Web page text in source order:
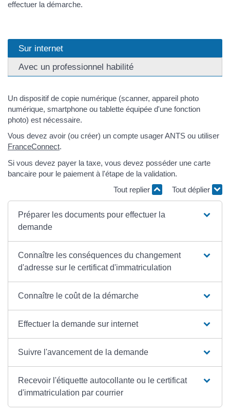
effectuer la démarche.
Sur internet
Avec un professionnel habilité
Un dispositif de copie numérique (scanner, appareil photo
numérique, smartphone ou tablette équipée d'une fonction
photo) est nécessaire.
Vous devez avoir (ou créer) un compte usager ANTS ou utiliser
FranceConnect.
Si vous devez payer la taxe, vous devez posséder une carte
bancaire pour le paiement à l'étape de la validation.
Tout replier
Tout déplier
Préparer les documents pour effectuer la
demande
Connaître les conséquences du changement
d'adresse sur le certificat d'immatriculation
Connaître le coût de la démarche
Effectuer la demande sur internet
Suivre l'avancement de la demande
Recevoir l'étiquette autocollante ou le certificat
d'immatriculation par courrier